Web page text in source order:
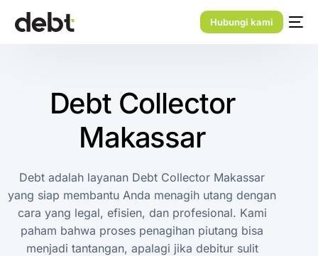
Hubungi kami
Debt Collector
Makassar
Debt adalah layanan Debt Collector Makassar
yang siap membantu Anda menagih utang dengan
cara yang legal, efisien, dan profesional. Kami
paham bahwa proses penagihan piutang bisa
menjadi tantangan, apalagi jika debitur sulit